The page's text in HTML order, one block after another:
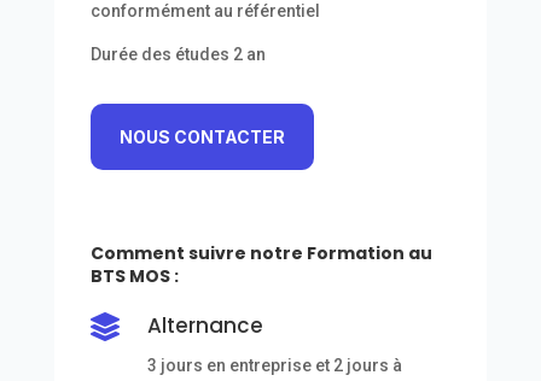
conformément au référentiel
Durée des études 2 an
NOUS CONTACTER
Comment suivre notre Formation au
BTS MOS :
 Alternance
3 jours en entreprise et 2 jours à